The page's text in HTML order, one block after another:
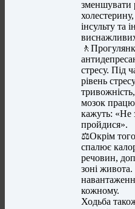
зменшувати
інсульту та
стресу. Під
рівень
мозок
кажуть: «Не
пройдися».
⚖Окрім
спалює
речовин,
зоні
кожному.
Ходьба